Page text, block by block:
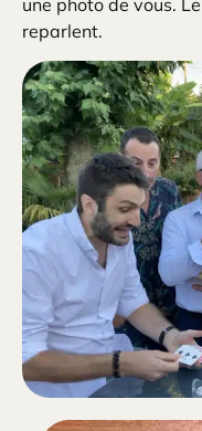
une photo de vous.
reparlent.